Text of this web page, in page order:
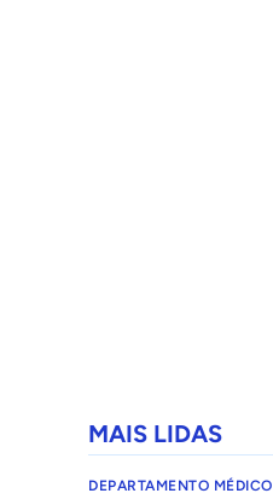
MAIS LIDAS
DEPARTAMENTO MÉDICO